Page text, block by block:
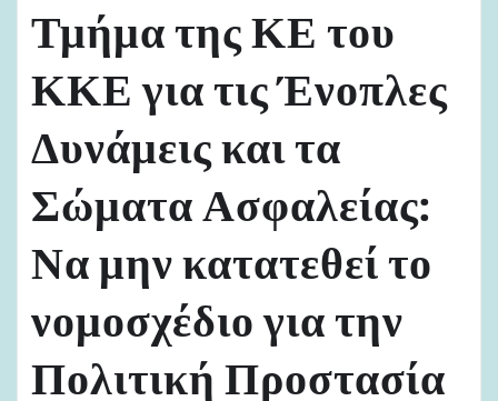
Τμήμα της ΚΕ του
ΚΚΕ για τις Ένοπλες
Δυνάμεις και τα
Σώματα Ασφαλείας:
Να μην κατατεθεί το
νομοσχέδιο για την
Πολιτική Προστασία